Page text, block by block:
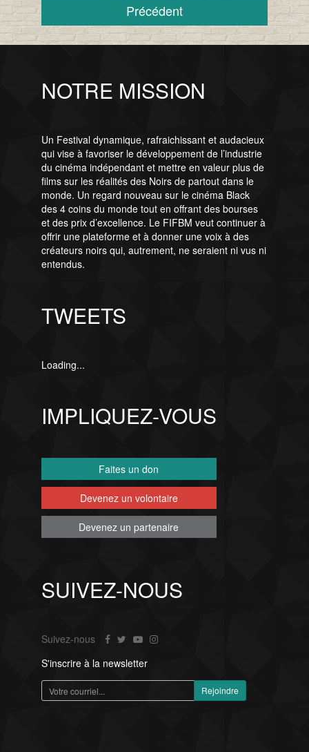
Précédent
NOTRE MISSION
Un Festival dynamique, rafraichissant et audacieux
qui vise à favoriser le développement de l’industrie
du cinéma indépendant et mettre en valeur plus de
films sur les réalités des Noirs de partout dans le
monde. Un regard nouveau sur le cinéma Black
des 4 coins du monde tout en offrant des bourses
et des prix d’excellence. Le FIFBM veut continuer à
offrir une plateforme et à donner une voix à des
créateurs noirs qui, autrement, ne seraient ni vus ni
entendus.
TWEETS
Loading...
IMPLIQUEZ-VOUS
Faites un don
Devenez un volontaire
Devenez un partenaire
SUIVEZ-NOUS
Suivez-nous
S'inscrire à la newsletter